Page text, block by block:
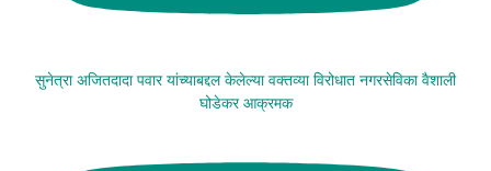
सुनेत्रा अजितदादा पवार यांच्याबद्दल केलेल्या वक्तव्या विरोधात नगरसेविका वैशाली
घोडेकर आक्रमक